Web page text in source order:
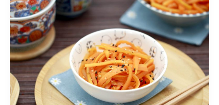
Frühstücksreis
mit
Ei,
Furikake
&
Katsuobushi
|
TKG